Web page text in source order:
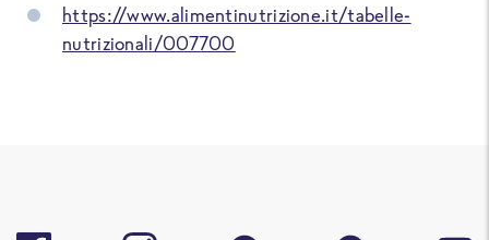
https://www.alimentinutrizione.it/tabelle-
nutrizionali/007700